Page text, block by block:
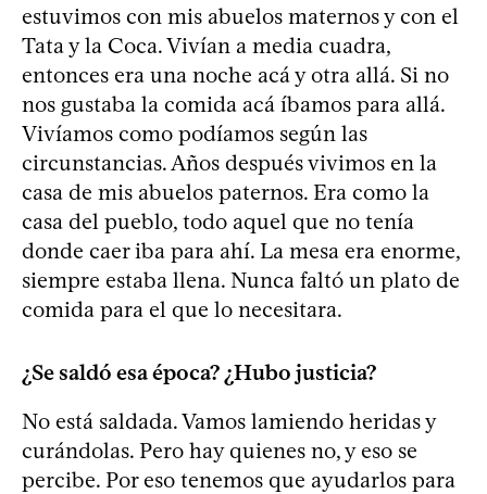
estuvimos con mis abuelos maternos y con el
Tata y la Coca. Vivían a media cuadra,
entonces era una noche acá y otra allá. Si no
nos gustaba la comida acá íbamos para allá.
Vivíamos como podíamos según las
circunstancias. Años después vivimos en la
casa de mis abuelos paternos. Era como la
casa del pueblo, todo aquel que no tenía
donde caer iba para ahí. La mesa era enorme,
siempre estaba llena. Nunca faltó un plato de
comida para el que lo necesitara.
¿Se saldó esa época? ¿Hubo justicia?
No está saldada. Vamos lamiendo heridas y
curándolas. Pero hay quienes no, y eso se
percibe. Por eso tenemos que ayudarlos para